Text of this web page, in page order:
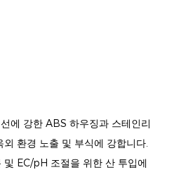
에 강한 ABS 하우징과 스테인리
환경 노출 및 부식에 강합니다.
EC/pH 조절을 위한 산 투입에